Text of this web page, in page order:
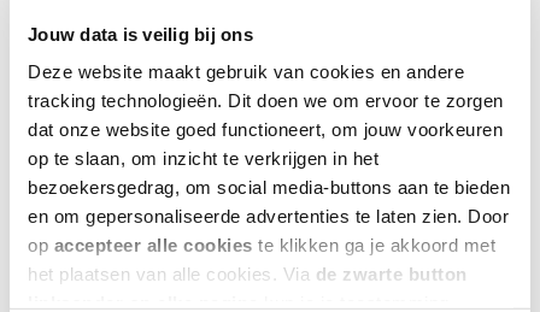
Jouw data is veilig bij ons
Deze website maakt gebruik van cookies en andere
tracking technologieën. Dit doen we om ervoor te zorgen
dat onze website goed functioneert, om jouw voorkeuren
op te slaan, om inzicht te verkrijgen in het
bezoekersgedrag, om social media-buttons aan te bieden
en om gepersonaliseerde advertenties te laten zien. Door
op accepteer alle cookies te klikken ga je akkoord met
het plaatsen van alle cookies. Via de zwarte button
Telefoonnummer*
Specifieke vragen